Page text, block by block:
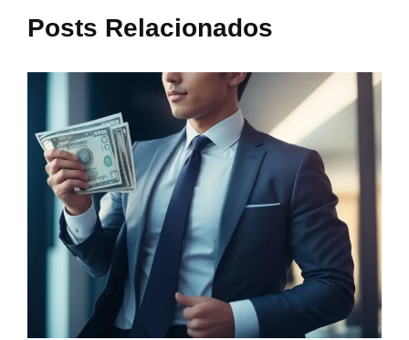
Posts Relacionados